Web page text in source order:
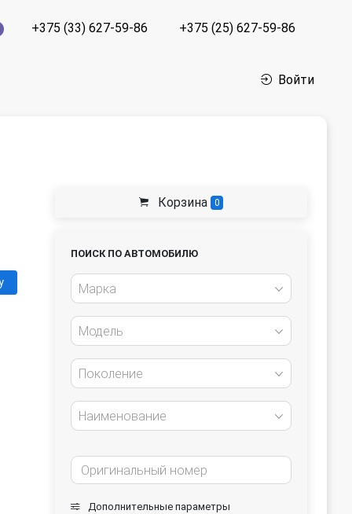
+375 (33) 627-59-86 +375 (25) 627-59-86
Войти
Корзина 0
ПОИСК ПО АВТОМОБИЛЮ
Марка
Модель
Поколение
Наименование
Дополнительные параметры